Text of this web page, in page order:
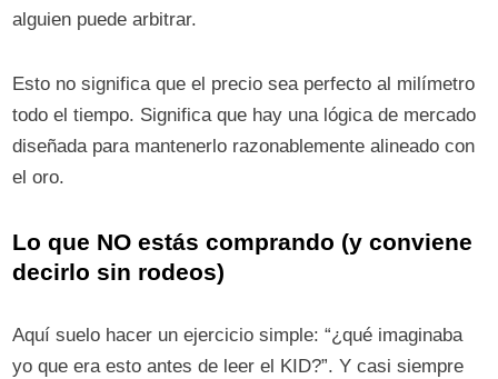
alguien puede arbitrar.
Esto no significa que el precio sea perfecto al milímetro
todo el tiempo. Significa que hay una lógica de mercado
diseñada para mantenerlo razonablemente alineado con
el oro.
Lo que NO estás comprando (y conviene
decirlo sin rodeos)
Aquí suelo hacer un ejercicio simple: “¿qué imaginaba
yo que era esto antes de leer el KID?”. Y casi siempre